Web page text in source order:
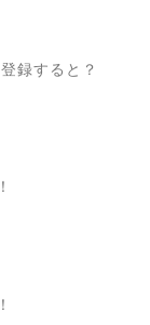
録すると？